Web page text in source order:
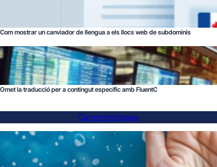
Com mostrar un canviador de llengua a els llocs web de subdominis
Omet la traducció per a contingut específic amb FluentC
Característiques